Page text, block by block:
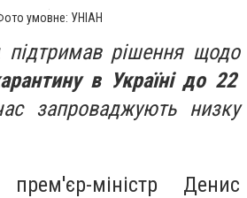
умовне: УНІАН
рішення щодо
в Україні до 22
запроваджують низку
міністр Денис